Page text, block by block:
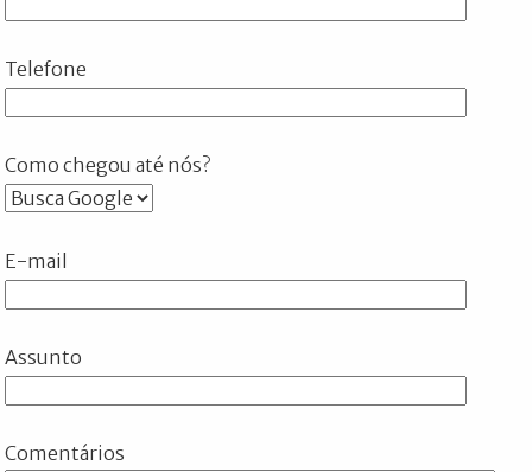
Telefone
Como chegou até nós?
E-mail
Assunto
Comentários